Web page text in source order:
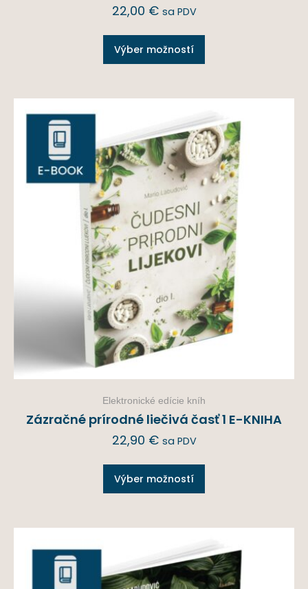
22,00 € sa PDV
Výber možností
Elektronické edície kníh
Zázračné prírodné liečivá časť 1 E-KNIHA
22,90 € sa PDV
Výber možností